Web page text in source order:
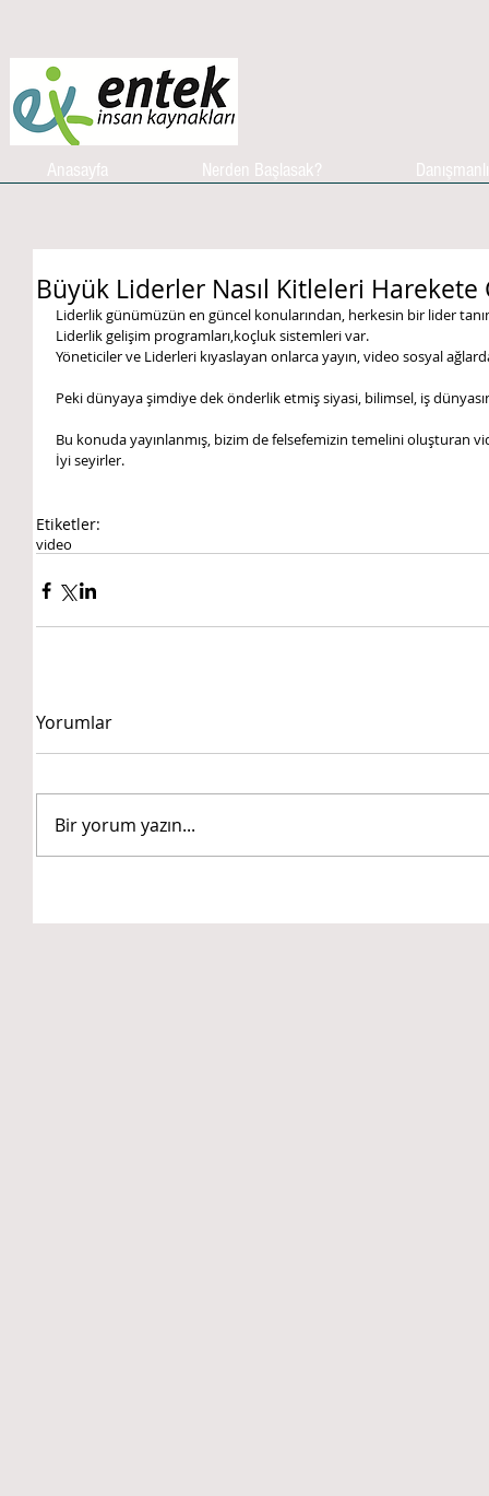
Anasayfa Nerden Başlasak?
Büyük Liderler Nasıl Kitleleri Harekete
Liderlik günümüzün en güncel konularından, herkesin bir lider
Liderlik gelişim programları,koçluk sistemleri var.
Yöneticiler ve Liderleri kıyaslayan onlarca yayın, video sosyal
Peki dünyaya şimdiye dek önderlik etmiş siyasi, bilimsel, iş
Bu konuda yayınlanmış, bizim de felsefemizin temelini oluşturan
İyi seyirler.
Etiketler:
video
Yorumlar
Bir yorum yazın...